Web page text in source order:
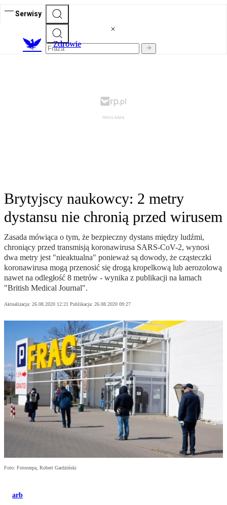
Serwisy
Zdrowie
Brytyjscy naukowcy: 2 metry
dystansu nie chronią przed wirusem
Zasada mówiąca o tym, że bezpieczny dystans między ludźmi,
chroniący przed transmisją koronawirusa SARS-CoV-2, wynosi
dwa metry jest "nieaktualna" ponieważ są dowody, że cząsteczki
koronawirusa mogą przenosić się drogą kropelkową lub aerozolową
nawet na odległość 8 metrów - wynika z publikacji na łamach
"British Medical Journal".
Aktualizacja: 26.08.2020 12:21 Publikacja: 26.08.2020 09:27
Foto: Fotorzepa, Robert Gardziński
arb